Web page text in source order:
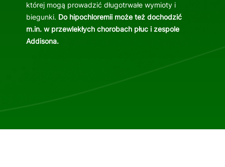
której mogą prowadzić długotrwałe wymioty i
biegunki. Do hipochloremii może też dochodzić
m.in. w przewlekłych chorobach płuc i zespole
Addisona.